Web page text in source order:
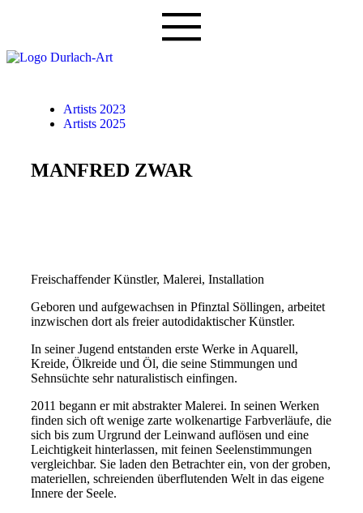
Artists 2023
Artists 2025
MANFRED ZWAR
Freischaffender Künstler, Malerei, Installation
Geboren und aufgewachsen in Pfinztal Söllingen, arbeitet
inzwischen dort als freier autodidaktischer Künstler.
In seiner Jugend entstanden erste Werke in Aquarell,
Kreide, Ölkreide und Öl, die seine Stimmungen und
Sehnsüchte sehr naturalistisch einfingen.
2011 begann er mit abstrakter Malerei. In seinen Werken
finden sich oft wenige zarte wolkenartige Farbverläufe, die
sich bis zum Urgrund der Leinwand auflösen und eine
Leichtigkeit hinterlassen, mit feinen Seelenstimmungen
vergleichbar. Sie laden den Betrachter ein, von der groben,
materiellen, schreienden überflutenden Welt in das eigene
Innere der Seele.